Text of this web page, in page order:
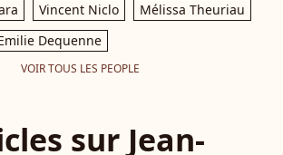
Vincent Niclo
Mélissa Theuriau
Dequenne
VOIR TOUS LES PEOPLE
sur Jean-